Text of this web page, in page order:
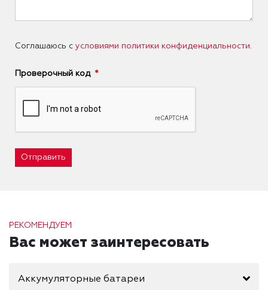
Соглашаюсь с условиями политики конфиденциальности.
Проверочный код
Отправить
РЕКОМЕНДУЕМ
Вас может заинтересовать
Аккумуляторные батареи